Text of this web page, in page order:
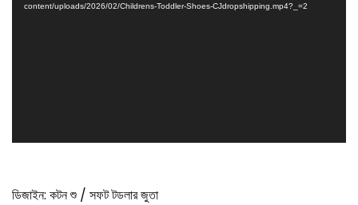
content/uploads/2026/02/Childrens-Toddler-Shoes-CJdropshipping.mp4?_=2
ডিজাইন: কটন শু / সফট টডলার জুতা